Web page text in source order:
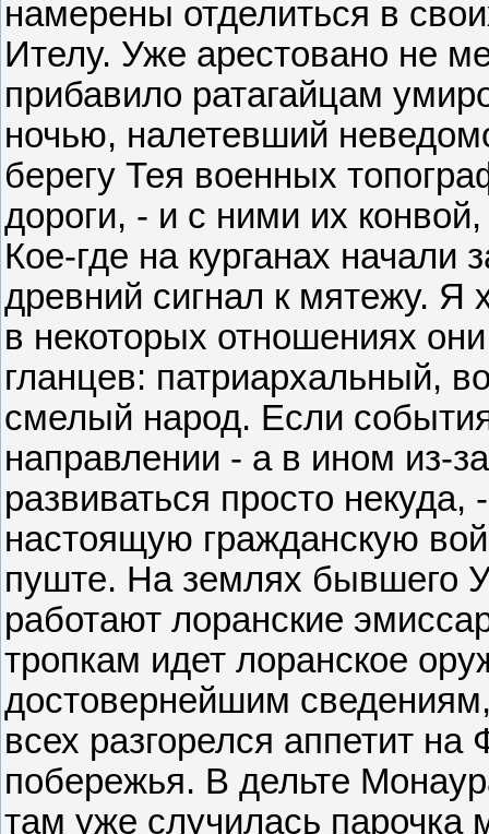
намерены отделиться в
Ителу. Уже арестовано не
прибавило ратагайцам
ночью, налетевший
берегу Тея военных
дороги, - и с ними их
Кое-где на курганах начали
древний сигнал к мятежу. Я
в некоторых отношениях
гланцев: патриархальный,
смелый народ. Если
направлении - а в ином из-
развиваться просто
настоящую гражданскую
пуште. На землях бывшего
работают лоранские
тропкам идет лоранское
достовернейшим
всех разгорелся аппетит
побережья. В дельте
там уже случилась парочка